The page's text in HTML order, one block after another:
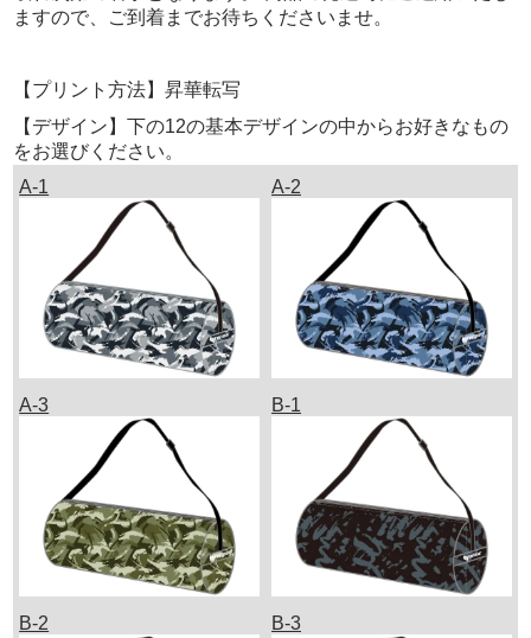
ますので、ご到着までお待ちくださいませ。
【プリント方法】昇華転写
【デザイン】下の12の基本デザインの中からお好きなもの
をお選びください。
A-1
A-2
A-3 B-1
B-2 B-3